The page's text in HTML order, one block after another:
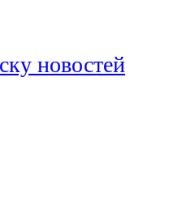
новостей